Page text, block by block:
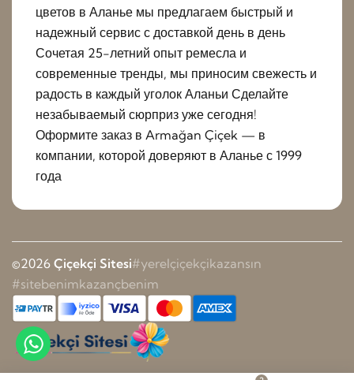
цветов в Аланье мы предлагаем быстрый и
надежный сервис с доставкой день в день
Сочетая 25-летний опыт ремесла и
современные тренды, мы приносим свежесть и
радость в каждый уголок Аланьи Сделайте
незабываемый сюрприз уже сегодня!
Оформите заказ в Armağan Çiçek — в
компании, которой доверяют в Аланье с 1999
года
©2026 Çiçekçi Sitesi#yerelçiçekçikazansın
#sitebenimkazançbenim